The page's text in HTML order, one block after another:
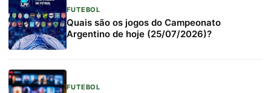
FUTEBOL
Quais são os jogos do Campeonato
Argentino de hoje (25/07/2026)?
FUTEBOL